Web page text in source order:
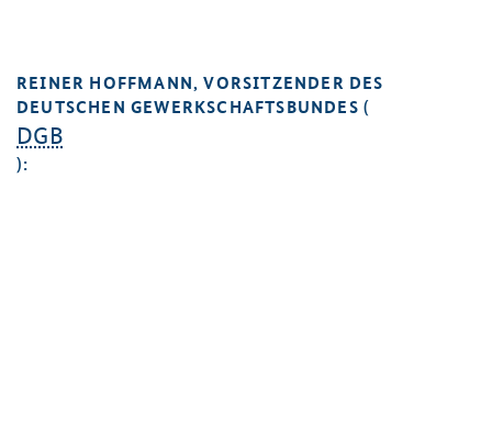
REINER HOFFMANN, VORSITZENDER DES
DEUTSCHEN GEWERKSCHAFTSBUNDES (
DGB
):